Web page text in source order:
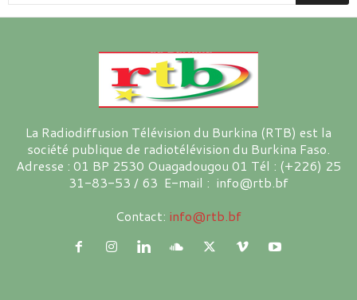
La Radiodiffusion Télévision du Burkina (RTB) est la
société publique de radiotélévision du Burkina Faso.
Adresse : 01 BP 2530 Ouagadougou 01 Tél : (+226) 25
31-83-53 / 63 E-mail : info@rtb.bf
Contact: info@rtb.bf